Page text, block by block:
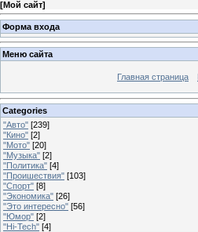
[Мой сайт]
Форма входа
Меню сайта
Главная страница
Categories
"Авто" [239]
"Кино" [2]
"Мото" [20]
"Музыка" [2]
"Политика" [4]
"Проишествия" [103]
"Спорт" [8]
"Экономика" [26]
"Это интересно" [56]
"Юмор" [2]
"Hi-Tech" [4]